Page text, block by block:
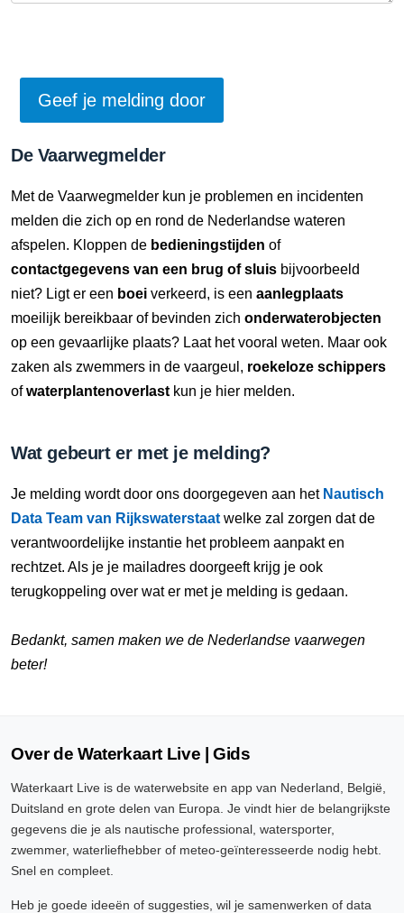
De Vaarwegmelder
Met de Vaarwegmelder kun je problemen en incidenten
melden die zich op en rond de Nederlandse wateren
afspelen. Kloppen de bedieningstijden of
contactgegevens van een brug of sluis bijvoorbeeld
niet? Ligt er een boei verkeerd, is een aanlegplaats
moeilijk bereikbaar of bevinden zich onderwaterobjecten
op een gevaarlijke plaats? Laat het vooral weten. Maar ook
zaken als zwemmers in de vaargeul, roekeloze schippers
ofwaterplantenoverlast kun je hier melden.
Wat gebeurt er met je melding?
Je melding wordt door ons doorgegeven aan het Nautisch
Data Team van Rijkswaterstaat welke zal zorgen dat de
verantwoordelijke instantie het probleem aanpakt en
rechtzet. Als je je mailadres doorgeeft krijg je ook
terugkoppeling over wat er met je melding is gedaan.
Bedankt, samen maken we de Nederlandse vaarwegen
beter!
Over de Waterkaart Live | Gids
Waterkaart Live is de waterwebsite en app van Nederland, België,
Duitsland en grote delen van Europa. Je vindt hier de belangrijkste
gegevens die je als nautische professional, watersporter,
zwemmer, waterliefhebber of meteo-geïnteresseerde nodig hebt.
Snel en compleet.
Heb je goede ideeën of suggesties, wil je samenwerken of data